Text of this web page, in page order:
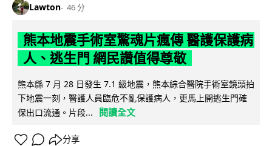
Lawton 46 分
熊本地震手術室驚魂片瘋傳 醫護保護病
人、逃生門 網民讚值得尊敬
熊本縣 7 月 28 日發生 7.1 級地震，熊本綜合醫院手術室鏡頭拍
下地震一刻，醫護人員臨危不亂保護病人，更馬上開逃生門確
保出口流通。片段...
閱讀全文
分享